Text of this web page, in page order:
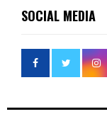
SOCIAL MEDIA